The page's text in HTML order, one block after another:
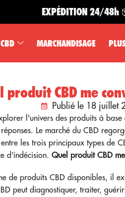
EXPÉDITION 24/48h 📦
MARCHANDISAGE
produit CBD me
Publié le 18 juillet
l'univers des produits à
Le marché du CBD
les trois principaux types de
d'indécision. Quel produit CBD
de produits CBD disponibles, il
peut diagnostiquer, traiter,